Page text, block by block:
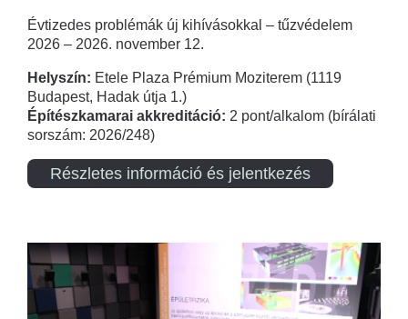
Évtizedes problémák új kihívásokkal – tűzvédelem
2026 – 2026. november 12.
Helyszín: Etele Plaza Prémium Moziterem (1119
Budapest, Hadak útja 1.)
Építészkamarai akkreditáció: 2 pont/alkalom (bírálati
sorszám: 2026/248)
Részletes információ és jelentkezés